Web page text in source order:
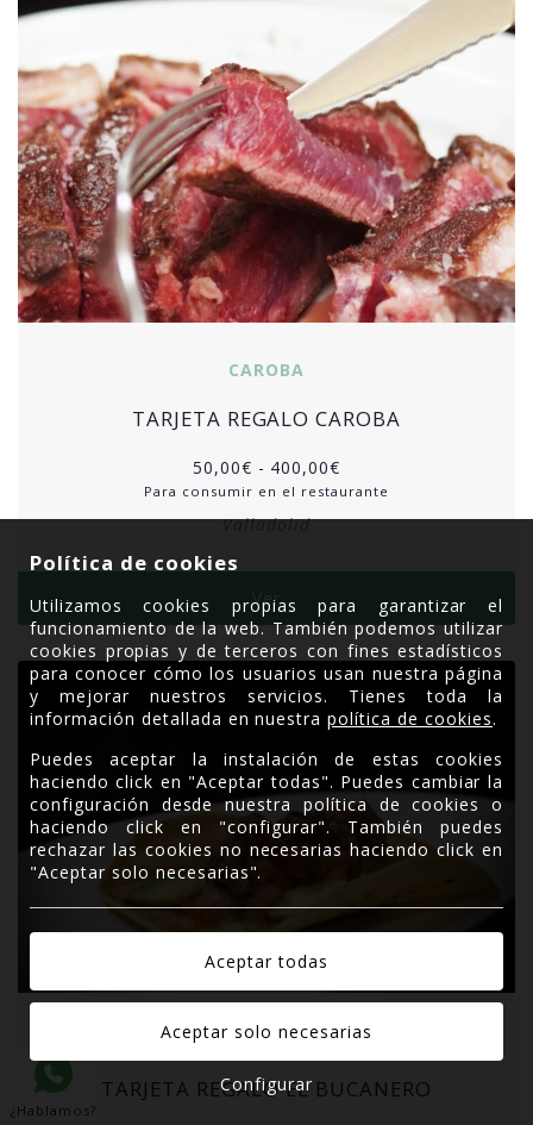
CAROBA
TARJETA REGALO CAROBA
50,00€ - 400,00€
Para consumir en el restaurante
Valladolid
Ver
EL BUCANERO
TARJETA REGALO EL BUCANERO
Política de cookies
Utilizamos cookies propias para garantizar el
funcionamiento de la web. También podemos utilizar
cookies propias y de terceros con fines estadísticos
para conocer cómo los usuarios usan nuestra página
y mejorar nuestros servicios. Tienes toda la
información detallada en nuestrapolítica de cookies.
Puedes aceptar la instalación de estas cookies
haciendo click en "Aceptar todas". Puedes cambiar la
configuración desde nuestra política de cookies o
haciendo click en "configurar". También puedes
rechazar las cookies no necesarias haciendo click en
"Aceptar solo necesarias".
Configurar
¿Hablamos?